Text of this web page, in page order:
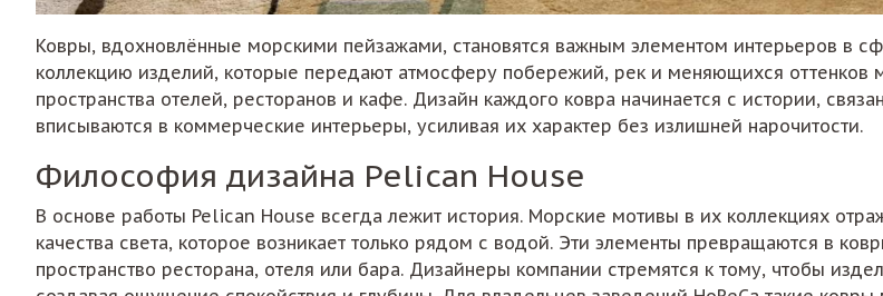
Ковры, вдохновлённые морскими пейзажами, становятся важным элементом интерьеров в
коллекцию изделий, которые передают атмосферу побережий, рек и меняющихся оттенков
пространства отелей, ресторанов и кафе. Дизайн каждого ковра начинается с истории,
вписываются в коммерческие интерьеры, усиливая их характер без излишней нарочитости.
Философия дизайна Pelican House
В основе работы Pelican House всегда лежит история. Морские мотивы в их коллекциях
качества света, которое возникает только рядом с водой. Эти элементы превращаются в
пространство ресторана, отеля или бара. Дизайнеры компании стремятся к тому, чтобы